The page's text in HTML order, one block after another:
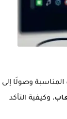
المناسبة وصولًا إلى
، وكيفية التأكد